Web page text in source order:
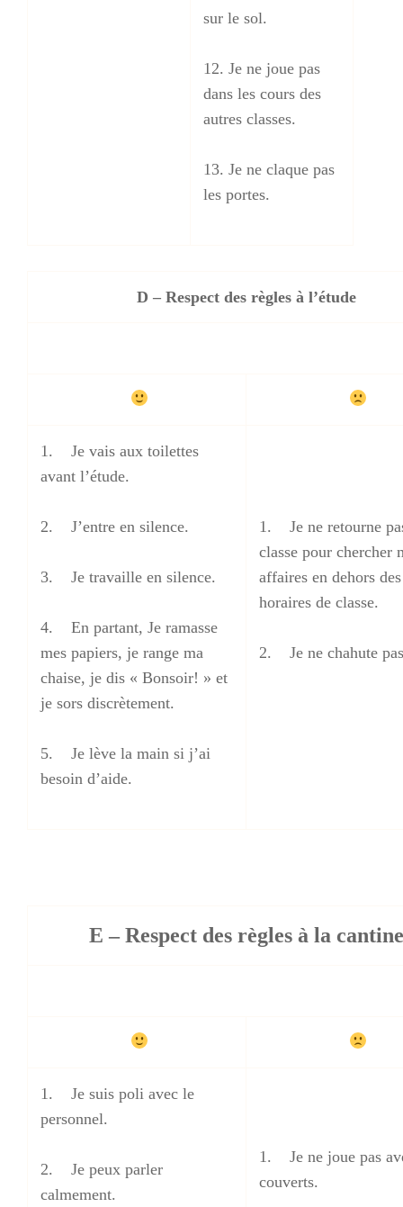
sur le sol.
12. Je ne joue pas
dans les cours des
autres classes.
13. Je ne claque pas
les portes.
D – Respect des règles à l’étude
1. Je vais aux toilettes
avant l’étude.
2. J’entre en silence.
3. Je travaille en silence.
4. En partant, Je ramasse
mes papiers, je range ma
chaise, je dis « Bonsoir! » et
je sors discrètement.
5. Je lève la main si j’ai
besoin d’aide.
1. Je ne retourne
classe pour chercher
affaires en dehors des
horaires de classe.
2. Je ne chahute
E – Respect des règles à la cantine
1. Je suis poli avec le
personnel.
2. Je peux parler
calmement.
1. Je ne joue pas
couverts.